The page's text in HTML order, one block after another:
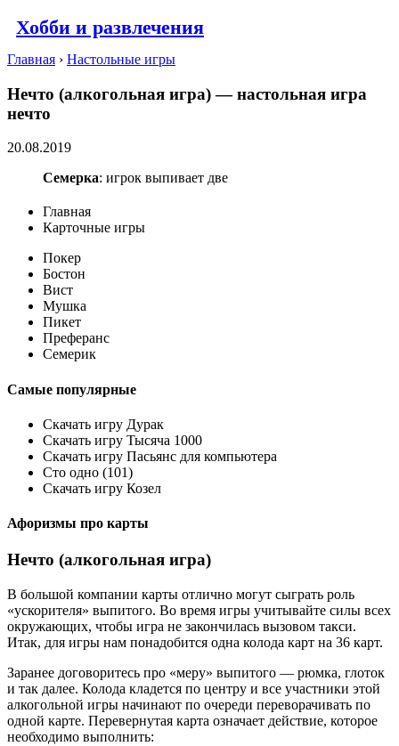
Хобби и развлечения
Главная › Настольные игры
Нечто (алкогольная игра) — настольная игра
нечто
20.08.2019
Семерка: игрок выпивает две
Главная
Карточные игры
Покер
Бостон
Вист
Мушка
Пикет
Преферанс
Семерик
Самые популярные
Скачать игру Дурак
Скачать игру Тысяча 1000
Скачать игру Пасьянс для компьютера
Сто одно (101)
Скачать игру Козел
Афоризмы про карты
Нечто (алкогольная игра)
В большой компании карты отлично могут сыграть роль
«ускорителя» выпитого. Во время игры учитывайте силы всех
окружающих, чтобы игра не закончилась вызовом такси.
Итак, для игры нам понадобится одна колода карт на 36 карт.
Заранее договоритесь про «меру» выпитого — рюмка, глоток
и так далее. Колода кладется по центру и все участники этой
алкогольной игры начинают по очереди переворачивать по
одной карте. Перевернутая карта означает действие, которое
необходимо выполнить: